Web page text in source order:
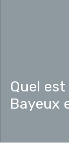
Quel
Bayeux